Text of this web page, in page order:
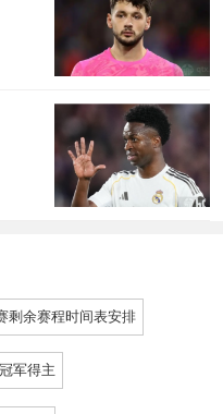
剩余赛程时间表安排
军得主